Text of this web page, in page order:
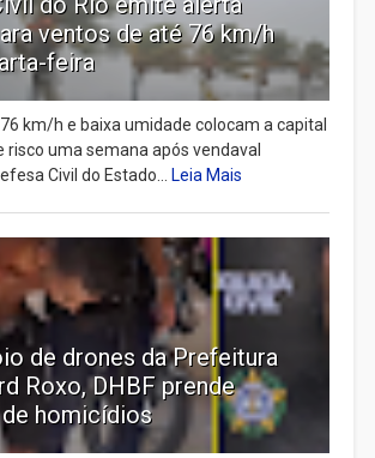
ventos de até 76 km/h
feira
km/h e baixa umidade colocam a capital
risco uma semana após vendaval
Civil do Estado... Leia Mais
de drones da Prefeitura
Roxo, DHBF prende
homicídios